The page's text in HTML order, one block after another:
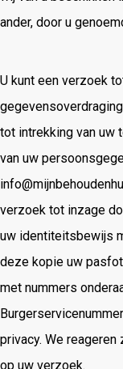
ander, door u
U kunt een verzoek
tot intrekking van uw
van uw
verzoek tot inzage
uw identiteitsbewijs
deze kopie uw
met nummers
privacy. We
op uw verzoek.